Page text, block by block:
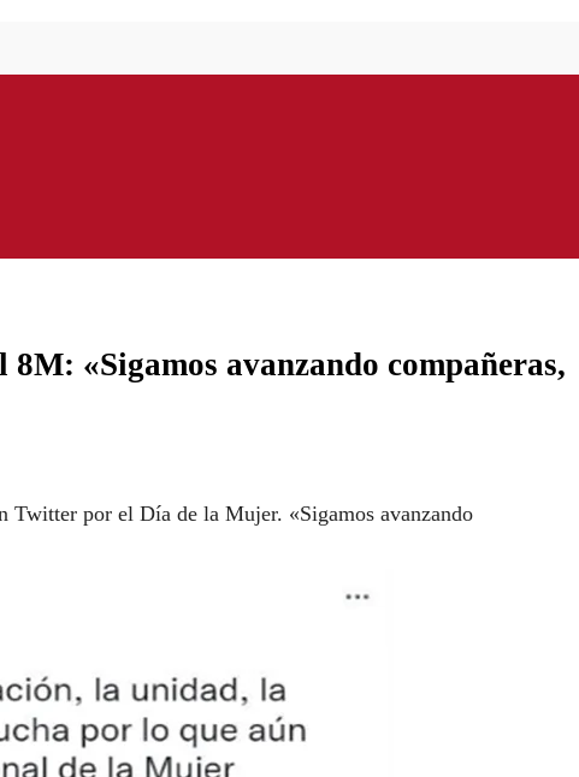
«Sigamos avanzando compañeras,
por el Día de la Mujer. «Sigamos avanzando